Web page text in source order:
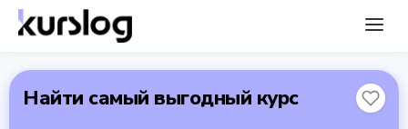
Найти самый выгодный курс